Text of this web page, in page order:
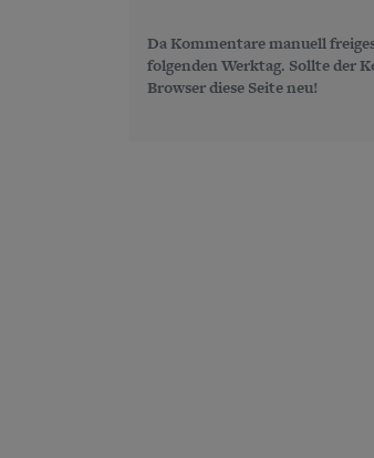
Da Kommentare manuell
folgenden Werktag. Sollte der
Browser diese Seite neu!